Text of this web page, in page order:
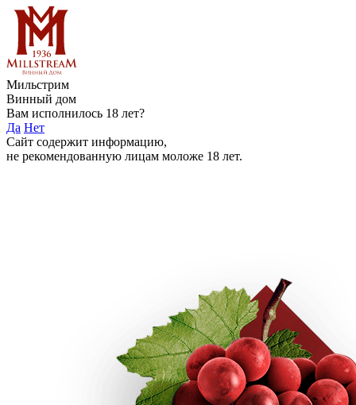
Мильстрим
Винный дом
Вам исполнилось 18 лет?
Да Нет
Сайт содержит информацию,
не рекомендованную лицам моложе 18 лет.